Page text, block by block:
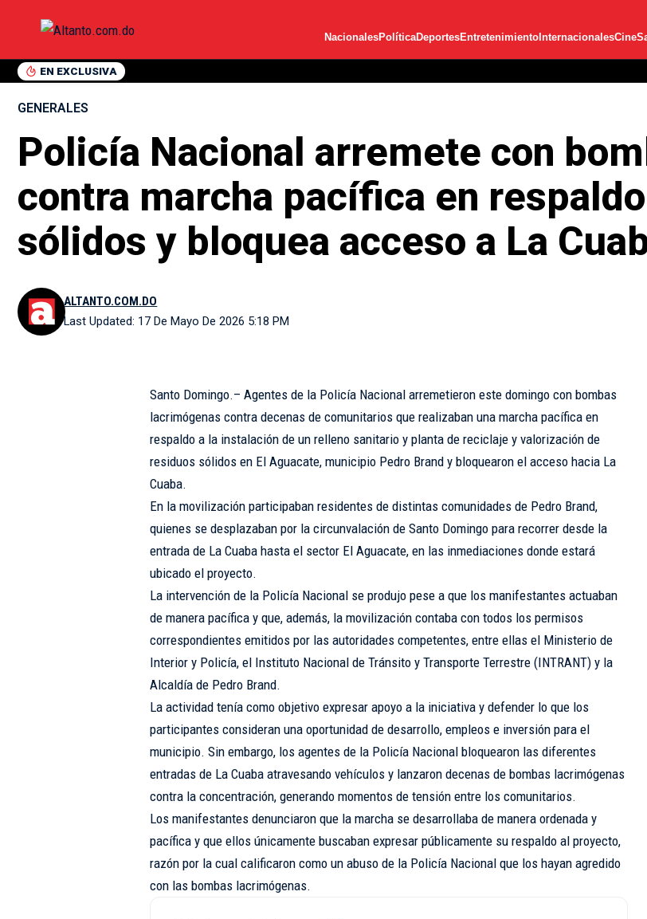
NacionalesPolíticaDeportesEntretenimiento InternacionalesCine
EN EXCLUSIVA
GENERALES
Policía Nacional arremete con
contra marcha pacífica en
sólidos y bloquea acceso a La
Last Updated: 17 De Mayo De 2026 5:18 PM
ALTANTO.COM.DO
Santo Domingo.– Agentes de la Policía Nacional arremetieron este domingo con bombas
lacrimógenas contra decenas de comunitarios que realizaban una marcha pacífica en
respaldo a la instalación de un relleno sanitario y planta de reciclaje y valorización de
residuos sólidos en El Aguacate, municipio Pedro Brand y bloquearon el acceso hacia La
Cuaba.
En la movilización participaban residentes de distintas comunidades de Pedro Brand,
quienes se desplazaban por la circunvalación de Santo Domingo para recorrer desde la
entrada de La Cuaba hasta el sector El Aguacate, en las inmediaciones donde estará
ubicado el proyecto.
La intervención de la Policía Nacional se produjo pese a que los manifestantes actuaban
de manera pacífica y que, además, la movilización contaba con todos los permisos
correspondientes emitidos por las autoridades competentes, entre ellas el Ministerio de
Interior y Policía, el Instituto Nacional de Tránsito y Transporte Terrestre (INTRANT) y la
Alcaldía de Pedro Brand.
La actividad tenía como objetivo expresar apoyo a la iniciativa y defender lo que los
participantes consideran una oportunidad de desarrollo, empleos e inversión para el
municipio. Sin embargo, los agentes de la Policía Nacional bloquearon las diferentes
entradas de La Cuaba atravesando vehículos y lanzaron decenas de bombas lacrimógenas
contra la concentración, generando momentos de tensión entre los comunitarios.
Los manifestantes denunciaron que la marcha se desarrollaba de manera ordenada y
pacífica y que ellos únicamente buscaban expresar públicamente su respaldo al proyecto,
razón por la cual calificaron como un abuso de la Policía Nacional que los hayan agredido
con las bombas lacrimógenas.